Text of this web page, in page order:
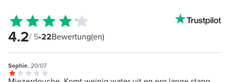
4.2/ 5•22Bewertung(en)
Sophie, 20/07